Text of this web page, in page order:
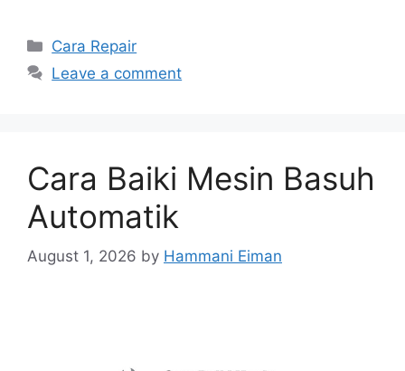
Categories
Cara Repair
Leave a comment
Cara Baiki Mesin Basuh
Automatik
August 1, 2026 by Hammani Eiman